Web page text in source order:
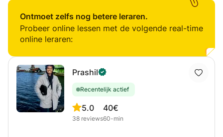
alleen de wiskunde moet overdragen maar ook hoe ik op
een pedagogisch en vakdidactische manier kan helpen. Ik
ben erg flexibel in mijn bijlessen en kan daarom de
planning aanpassen op jouw preciese behoeftes.
Ontmoet zelfs nog betere leraren.
Probeer online lessen met de volgende real-time
online leraren:
Prashil
Recentelijk actief
5.0
38 reviews
40€
60-min